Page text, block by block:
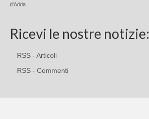
d'Adda
Ricevi le nostre notizie:
RSS - Articoli
RSS - Commenti